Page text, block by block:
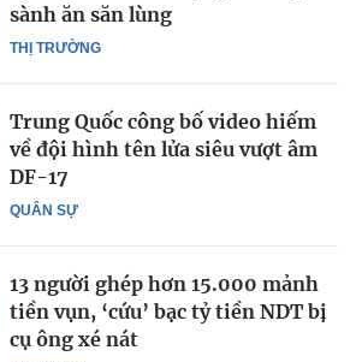
THỊ TRƯỜNG
sành ăn săn lùng
QUÂN SỰ
Trung Quốc công bố video hiếm
về đội hình tên lửa siêu vượt âm
DF-17
13 người ghép hơn 15.000 mảnh
tiền vụn, ‘cứu’ bạc tỷ tiền NDT bị
cụ ông xé nát